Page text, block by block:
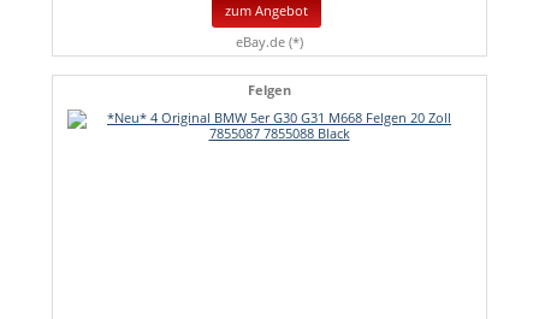
zum Angebot
eBay.de (*)
Felgen